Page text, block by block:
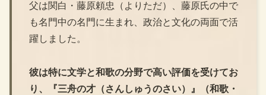
父は関白・藤原頼忠（よりただ）、藤原氏の中で
も名門中の名門に生まれ、政治と文化の両面で活
躍しました。
彼は特に文学と和歌の分野で高い評価を受けてお
り、『三舟の才（さんしゅうのさい）』（和歌・